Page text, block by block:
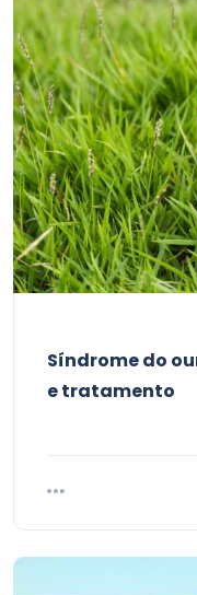
Síndrome do
e tratamento